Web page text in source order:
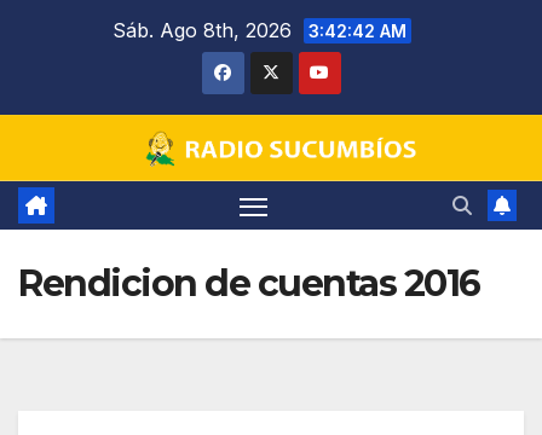
Sáb. Ago 8th, 2026 3:42:43 AM
Rendicion de cuentas 2016